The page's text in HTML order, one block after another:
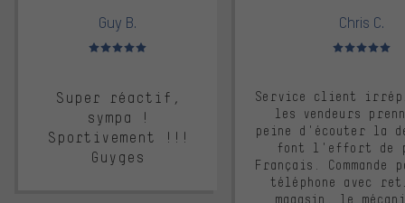
Guy B.
Note moyenne : 5 sur 5
Super réactif,
sympa !
Sportivement !!!
Guyges
Chris C.
Note moyenne :
Service client
les vendeurs
peine d'écouter la
font l'effort de
Français. Commande
téléphone avec
magasin, le